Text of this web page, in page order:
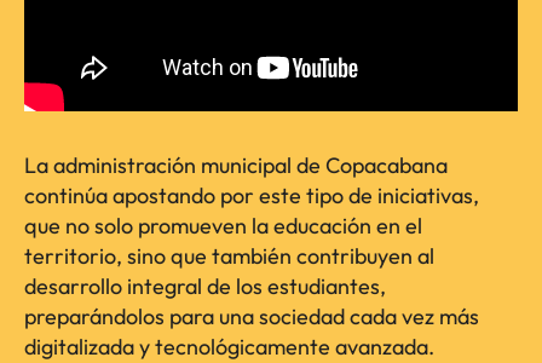
La administración municipal de Copacabana
continúa apostando por este tipo de iniciativas,
que no solo promueven la educación en el
territorio, sino que también contribuyen al
desarrollo integral de los estudiantes,
preparándolos para una sociedad cada vez más
digitalizada y tecnológicamente avanzada.